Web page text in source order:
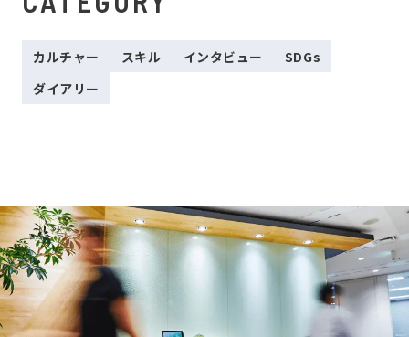
カルチャー スキル インタビュー
SDGs
ダイアリー